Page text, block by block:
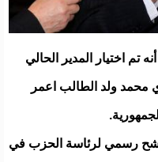
تم اختيار المدير الحالي
محمد ولد الطالب اعمر
رسمي لرئاسة الحزب في